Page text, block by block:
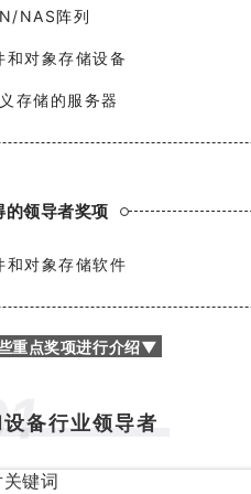
NAS阵列
和对象存储设备
存储的服务器
的领导者奖项
和对象存储软件
重点奖项进行介绍▼
1备行业领导者